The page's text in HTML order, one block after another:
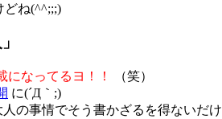
どね(^^;;;)
になってるヨ！！
（笑）
に(´Д｀;)
人の事情でそう書かざるを得ないだ